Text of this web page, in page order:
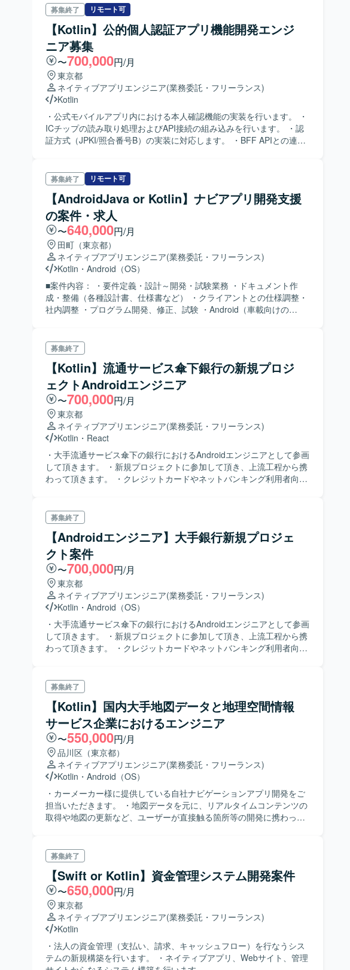
が異なります。定期的にチームシャッフルを行っており、様々な技術
にチャレンジ出来る環境です。 【求める人物像】 テスト駆動開発
（TDD）やドメイン駆動開発（DDD）Clean Architectureに対して関心
の高い方が望まれます。新しい技術に興味があり、日々勉強している
方であれば若手の方でも検討にのります。
募集終了 リモート可
【Kotlin】公的個人認証アプリ機能開発エンジ
ニア募集
〜700,000円/月
東京都
ネイティブアプリエンジニア(業務委託・フリーランス)
Kotlin
・公式モバイルアプリ内における本人確認機能の実装を行います。 ・
ICチップの読み取り処理およびAPI接続の組み込みを行います。 ・認
証方式（JPKI/照合番号B）の実装に対応します。 ・BFF APIとの連携
募集終了 リモート可
【AndroidJava or Kotlin】ナビアプリ開発支援
の案件・求人
〜640,000円/月
田町（東京都）
ネイティブアプリエンジニア(業務委託・フリーランス)
Kotlin ・ Android（OS）
■案件内容： ・要件定義・設計～開発・試験業務 ・ドキュメント作
成・整備（各種設計書、仕様書など） ・クライアントとの仕様調整・
社内調整 ・プログラム開発、修正、試験 ・Android（車載向けの
募集終了
【Kotlin】流通サービス傘下銀行の新規プロジ
ェクトAndroidエンジニア
〜700,000円/月
東京都
ネイティブアプリエンジニア(業務委託・フリーランス)
Kotlin ・ React
・大手流通サービス傘下の銀行におけるAndroidエンジニアとして参画
して頂きます。 ・新規プロジェクトに参加して頂き、上流工程から携
わって頂きます。 ・クレジットカードやネットバンキング利用者向け
募集終了
【Androidエンジニア】大手銀行新規プロジェ
クト案件
〜700,000円/月
東京都
ネイティブアプリエンジニア(業務委託・フリーランス)
Kotlin ・ Android（OS）
・大手流通サービス傘下の銀行におけるAndroidエンジニアとして参画
して頂きます。 ・新規プロジェクトに参加して頂き、上流工程から携
わって頂きます。 ・クレジットカードやネットバンキング利用者向け
募集終了
【Kotlin】国内大手地図データと地理空間情報
サービス企業におけるエンジニア
〜550,000円/月
品川区（東京都）
ネイティブアプリエンジニア(業務委託・フリーランス)
Kotlin ・ Android（OS）
・カーメーカー様に提供している自社ナビゲーションアプリ開発をご
担当いただきます。 ・地図データを元に、リアルタイムコンテンツの
取得や地図の更新など、ユーザーが直接触る箇所等の開発に携わって
募集終了
【Swift or Kotlin】資金管理システム開発案件
〜650,000円/月
東京都
ネイティブアプリエンジニア(業務委託・フリーランス)
Kotlin
・法人の資金管理（支払い、請求、キャッシュフロー）を行なうシス
テムの新規構築を行います。 ・ネイティブアプリ、Webサイト、管理